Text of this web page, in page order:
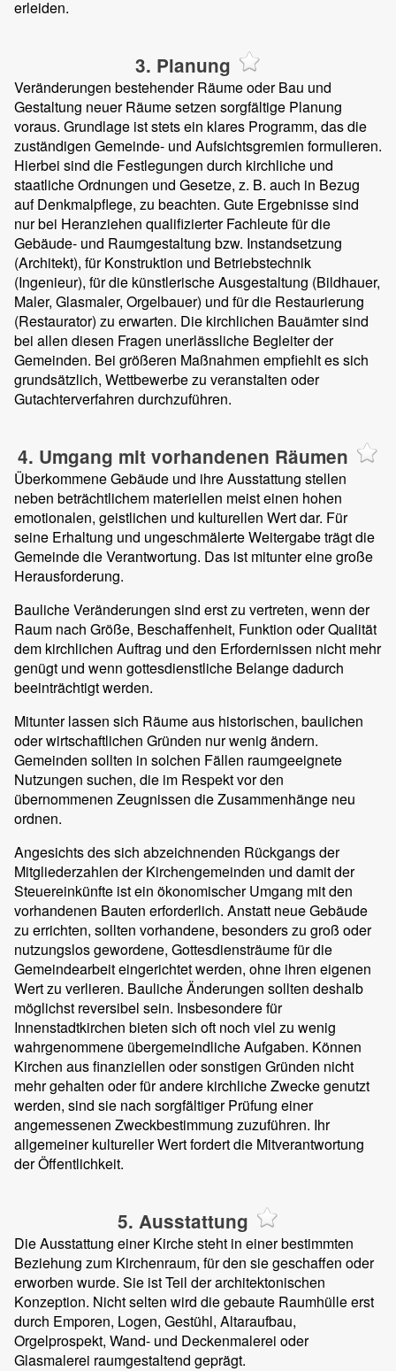
erleiden.
3. Planung
Veränderungen bestehender Räume oder Bau und
Gestaltung neuer Räume setzen sorgfältige Planung
voraus. Grundlage ist stets ein klares Programm, das die
zuständigen Gemeinde- und Aufsichtsgremien formulieren.
Hierbei sind die Festlegungen durch kirchliche und
staatliche Ordnungen und Gesetze, z. B. auch in Bezug
auf Denkmalpflege, zu beachten. Gute Ergebnisse sind
nur bei Heranziehen qualifizierter Fachleute für die
Gebäude- und Raumgestaltung bzw. Instandsetzung
(Architekt), für Konstruktion und Betriebstechnik
(Ingenieur), für die künstlerische Ausgestaltung (Bildhauer,
Maler, Glasmaler, Orgelbauer) und für die Restaurierung
(Restaurator) zu erwarten. Die kirchlichen Bauämter sind
bei allen diesen Fragen unerlässliche Begleiter der
Gemeinden. Bei größeren Maßnahmen empfiehlt es sich
grundsätzlich, Wettbewerbe zu veranstalten oder
Gutachterverfahren durchzuführen.
4. Umgang mit vorhandenen Räumen
Überkommene Gebäude und ihre Ausstattung stellen
neben beträchtlichem materiellen meist einen hohen
emotionalen, geistlichen und kulturellen Wert dar. Für
seine Erhaltung und ungeschmälerte Weitergabe trägt die
Gemeinde die Verantwortung. Das ist mitunter eine große
Herausforderung.
Bauliche Veränderungen sind erst zu vertreten, wenn der
Raum nach Größe, Beschaffenheit, Funktion oder Qualität
dem kirchlichen Auftrag und den Erfordernissen nicht mehr
genügt und wenn gottesdienstliche Belange dadurch
beeinträchtigt werden.
Mitunter lassen sich Räume aus historischen, baulichen
oder wirtschaftlichen Gründen nur wenig ändern.
Gemeinden sollten in solchen Fällen raumgeeignete
Nutzungen suchen, die im Respekt vor den
übernommenen Zeugnissen die Zusammenhänge neu
ordnen.
Angesichts des sich abzeichnenden Rückgangs der
Mitgliederzahlen der Kirchengemeinden und damit der
Steuereinkünfte ist ein ökonomischer Umgang mit den
vorhandenen Bauten erforderlich. Anstatt neue Gebäude
zu errichten, sollten vorhandene, besonders zu groß oder
nutzungslos gewordene, Gottesdiensträume für die
Gemeindearbeit eingerichtet werden, ohne ihren eigenen
Wert zu verlieren. Bauliche Änderungen sollten deshalb
möglichst reversibel sein. Insbesondere für
Innenstadtkirchen bieten sich oft noch viel zu wenig
wahrgenommene übergemeindliche Aufgaben. Können
Kirchen aus finanziellen oder sonstigen Gründen nicht
mehr gehalten oder für andere kirchliche Zwecke genutzt
werden, sind sie nach sorgfältiger Prüfung einer
angemessenen Zweckbestimmung zuzuführen. Ihr
allgemeiner kultureller Wert fordert die Mitverantwortung
der Öffentlichkeit.
5. Ausstattung
Die Ausstattung einer Kirche steht in einer bestimmten
Beziehung zum Kirchenraum, für den sie geschaffen oder
erworben wurde. Sie ist Teil der architektonischen
Konzeption. Nicht selten wird die gebaute Raumhülle erst
durch Emporen, Logen, Gestühl, Altaraufbau,
Orgelprospekt, Wand- und Deckenmalerei oder
Glasmalerei raumgestaltend geprägt.